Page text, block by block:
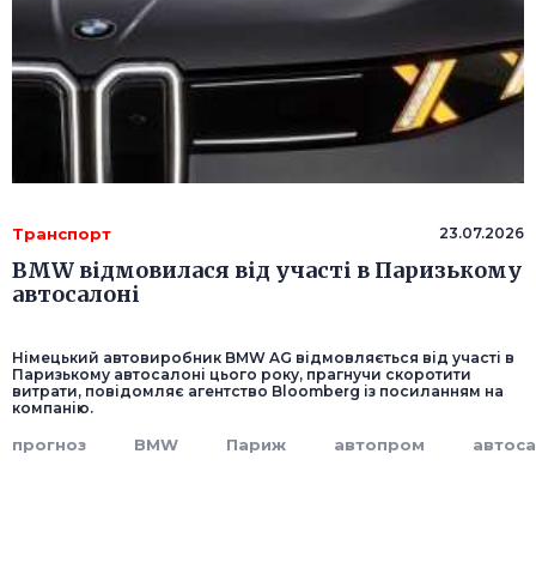
Транспорт 23.07.2026
BMW відмовилася від участі в Паризькому
автосалоні
Німецький автовиробник BMW AG відмовляється від участі в
Паризькому автосалоні цього року, прагнучи скоротити
витрати, повідомляє агентство Bloomberg із посиланням на
компанію.
прогноз BMW Париж автопром